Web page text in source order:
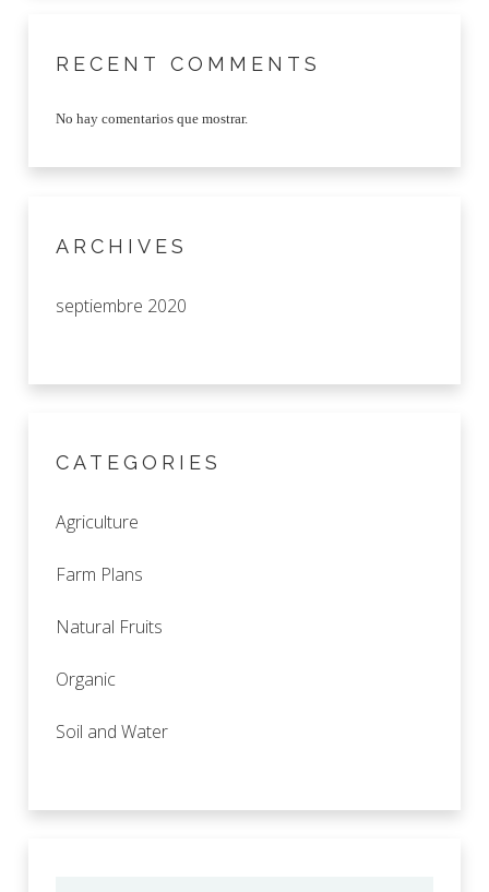
RECENT COMMENTS
No hay comentarios que mostrar.
ARCHIVES
septiembre 2020
CATEGORIES
Agriculture
Farm Plans
Natural Fruits
Organic
Soil and Water